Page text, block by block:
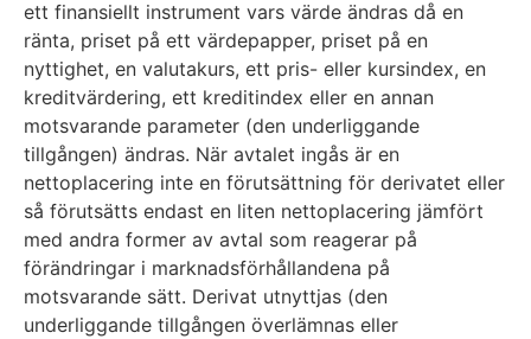
ett finansiellt instrument vars värde ändras då en
ränta, priset på ett värdepapper, priset på en
nyttighet, en valutakurs, ett pris- eller kursindex, en
kreditvärdering, ett kreditindex eller en annan
motsvarande parameter (den underliggande
tillgången) ändras. När avtalet ingås är en
nettoplacering inte en förutsättning för derivatet eller
så förutsätts endast en liten nettoplacering jämfört
med andra former av avtal som reagerar på
förändringar i marknadsförhållandena på
motsvarande sätt. Derivat utnyttjas (den
underliggande tillgången överlämnas eller